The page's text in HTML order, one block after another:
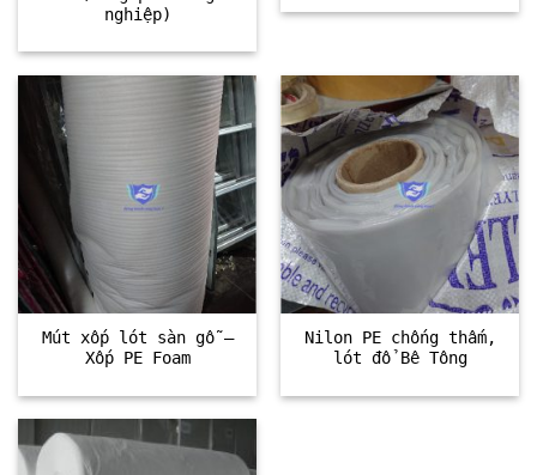
nghiệp)
Mút xốp lót sàn gỗ –
Xốp PE Foam
Nilon PE chống thấm,
lót đổ Bê Tông